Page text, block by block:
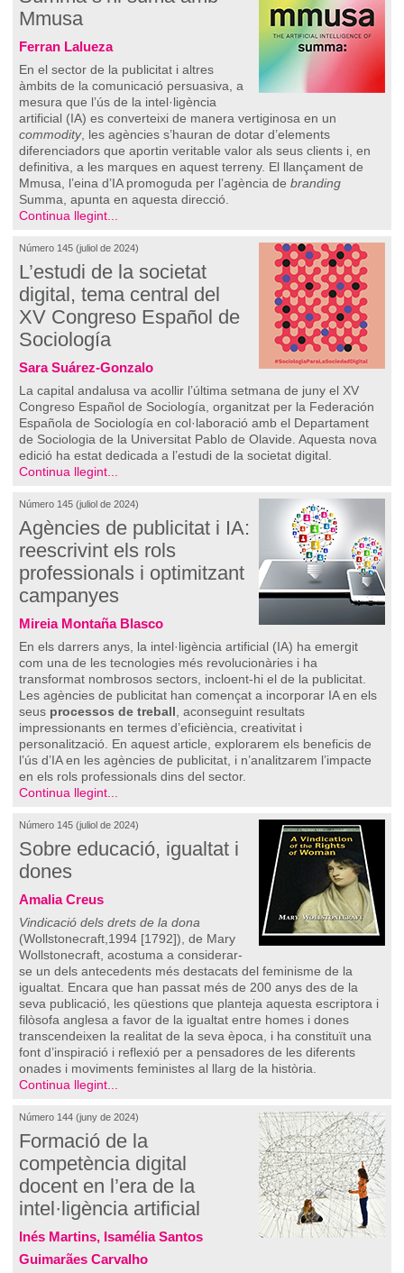
Mmusa
Ferran Lalueza
En el sector de la publicitat i altres
àmbits de la comunicació persuasiva, a
mesura que l’ús de la intel·ligència
artificial (IA) es converteixi de manera vertiginosa en un
commodity, les agències s’hauran de dotar d’elements
diferenciadors que aportin veritable valor als seus clients i, en
definitiva, a les marques en aquest terreny. El llançament de
Mmusa, l’eina d’IA promoguda per l’agència de branding
Summa, apunta en aquesta direcció.
Continua llegint...
Número 145 (juliol de 2024)
L’estudi de la societat
digital, tema central del
XV Congreso Español de
Sociología
Sara Suárez-Gonzalo
La capital andalusa va acollir l’última setmana de juny el XV
Congreso Español de Sociología, organitzat per la Federación
Española de Sociología en col·laboració amb el Departament
de Sociologia de la Universitat Pablo de Olavide. Aquesta nova
edició ha estat dedicada a l’estudi de la societat digital.
Continua llegint...
Número 145 (juliol de 2024)
Agències de publicitat i IA:
reescrivint els rols
professionals i optimitzant
campanyes
Mireia Montaña Blasco
En els darrers anys, la intel·ligència artificial (IA) ha emergit
com una de les tecnologies més revolucionàries i ha
transformat nombrosos sectors, incloent-hi el de la publicitat.
Les agències de publicitat han començat a incorporar IA en els
seus processos de treball , aconseguint resultats
impressionants en termes d’eficiència, creativitat i
personalització. En aquest article, explorarem els beneficis de
l’ús d’IA en les agències de publicitat, i n’analitzarem l’impacte
en els rols professionals dins del sector.
Continua llegint...
Número 145 (juliol de 2024)
Sobre educació, igualtat i
dones
Amalia Creus
Vindicació dels drets de la dona
(Wollstonecraft,1994 [1792]), de Mary
Wollstonecraft, acostuma a considerar-
se un dels antecedents més destacats del feminisme de la
igualtat. Encara que han passat més de 200 anys des de la
seva publicació, les qüestions que planteja aquesta escriptora i
filòsofa anglesa a favor de la igualtat entre homes i dones
transcendeixen la realitat de la seva època, i ha constituït una
font d’inspiració i reflexió per a pensadores de les diferents
onades i moviments feministes al llarg de la història.
Continua llegint...
Número 144 (juny de 2024)
Formació de la
competència digital
docent en l’era de la
intel·ligència artificial
Inés Martins, Isamélia Santos
Guimarães Carvalho